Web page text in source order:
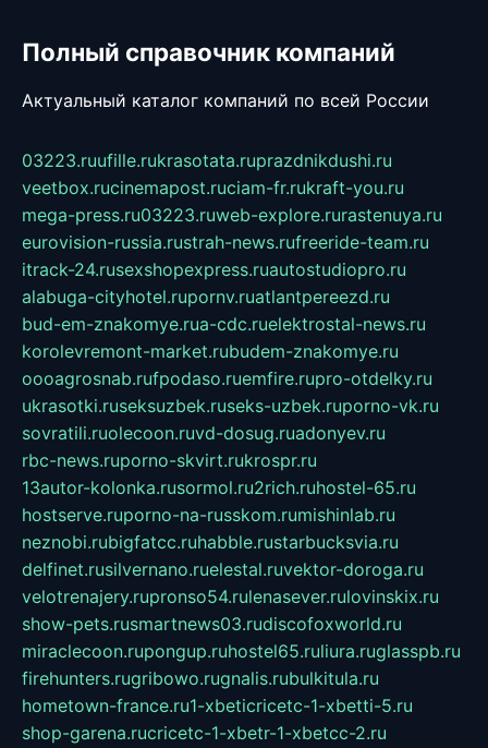
Полный справочник компаний
Актуальный каталог компаний по всей России
03223.ruufille.rukrasotata.ruprazdnikdushi.ru
veetbox.rucinemapost.ruciam-fr.rukraft-you.ru
mega-press.ru03223.ruweb-explore.rurastenuya.ru
eurovision-russia.rustrah-news.rufreeride-team.ru
itrack-24.rusexshopexpress.ruautostudiopro.ru
alabuga-cityhotel.rupornv.ruatlantpereezd.ru
bud-em-znakomye.rua-cdc.ruelektrostal-news.ru
korolevremont-market.rubudem-znakomye.ru
oooagrosnab.rufpodaso.ruemfire.rupro-otdelky.ru
ukrasotki.ruseksuzbek.ruseks-uzbek.ruporno-vk.ru
sovratili.ruolecoon.ruvd-dosug.ruadonyev.ru
rbc-news.ruporno-skvirt.rukrospr.ru
13autor-kolonka.rusormol.ru2rich.ruhostel-65.ru
hostserve.ruporno-na-russkom.rumishinlab.ru
neznobi.rubigfatcc.ruhabble.rustarbucksvia.ru
delfinet.rusilvernano.ruelestal.ruvektor-doroga.ru
velotrenajery.rupronso54.rulenasever.rulovinskix.ru
show-pets.rusmartnews03.rudiscofoxworld.ru
miraclecoon.rupongup.ruhostel65.ruliura.ruglasspb.ru
firehunters.rugribowo.rugnalis.rubulkitula.ru
hometown-france.ru1-xbeticricetc-1-xbetti-5.ru
shop-garena.rucricetc-1-xbetr-1-xbetcc-2.ru